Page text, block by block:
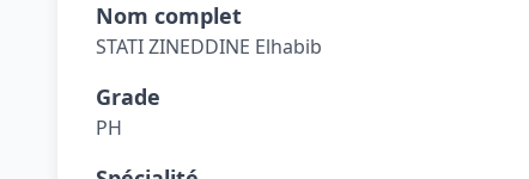
Nom complet
STATI ZINEDDINE Elhabib
Grade
PH